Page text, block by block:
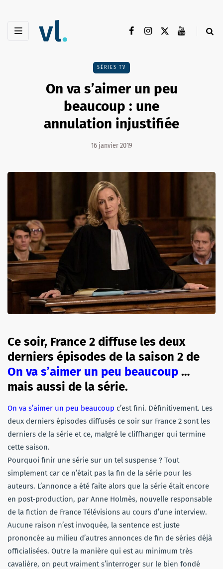
SÉRIES TV
On va s’aimer un peu
beaucoup : une
annulation injustifiée
16 janvier 2019
Ce soir, France 2 diffuse les deux
derniers épisodes de la saison 2 de
On va s’aimer un peu beaucoup …
mais aussi de la série.
On va s’aimer un peu beaucoup c’est fini. Définitivement. Les
deux derniers épisodes diffusés ce soir sur France 2 sont les
derniers de la série et ce, malgré le cliffhanger qui termine
cette saison.
Pourquoi finir une série sur un tel suspense ? Tout
simplement car ce n’était pas la fin de la série pour les
auteurs. L’annonce a été faite alors que la série était encore
en post-production, par Anne Holmès, nouvelle responsable
de la fiction de France Télévisions au cours d’une interview.
Aucune raison n’est invoquée, la sentence est juste
prononcée au milieu d’autres annonces de fin de séries déjà
officialisées. Outre la manière qui est au minimum très
cavalière, on peut vraiment s’interroger sur le bien fondé